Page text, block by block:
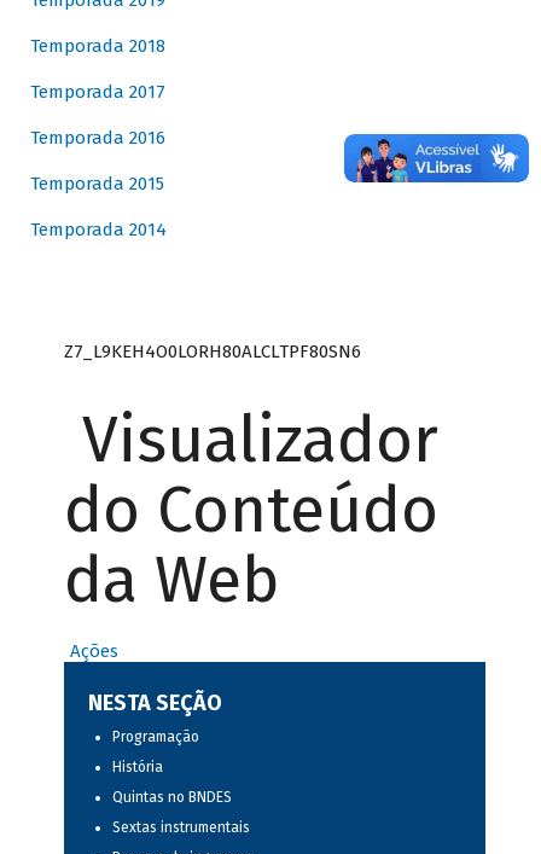
Temporada 2018
Temporada 2017
Temporada 2016
Temporada 2015
Temporada 2014
Z7_L9KEH4O0LORH80ALCLTPF80SN6
Visualizador
do Conteúdo
da Web
Ações
NESTA SEÇÃO
Programação
História
Quintas no BNDES
Sextas instrumentais